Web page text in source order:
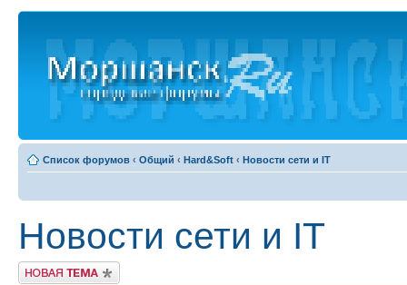
Список форумов ‹ Общий ‹ Hard&Soft ‹ Новости сети и IT
Новости сети и IT
Новая тема